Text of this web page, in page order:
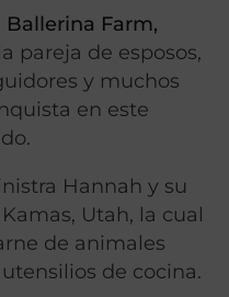
Ballerina Farm,
pareja de esposos,
y muchos
en este
Hannah y su
Utah, la cual
de animales
de cocina.